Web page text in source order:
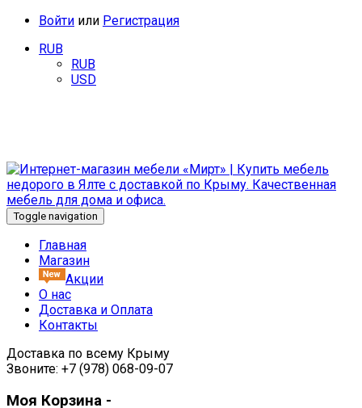
Войти или Регистрация
RUB
RUB
USD
Toggle navigation
Главная
Магазин
Акции
О нас
Доставка и Оплата
Контакты
Доставка по всему Крыму
Звоните: +7 (978) 068-09-07
Моя Корзина -